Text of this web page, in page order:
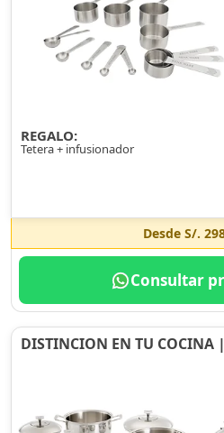
REGALO:
Tetera + infusionador
Desde S/.
Consultar
DISTINCION EN TU COCINA